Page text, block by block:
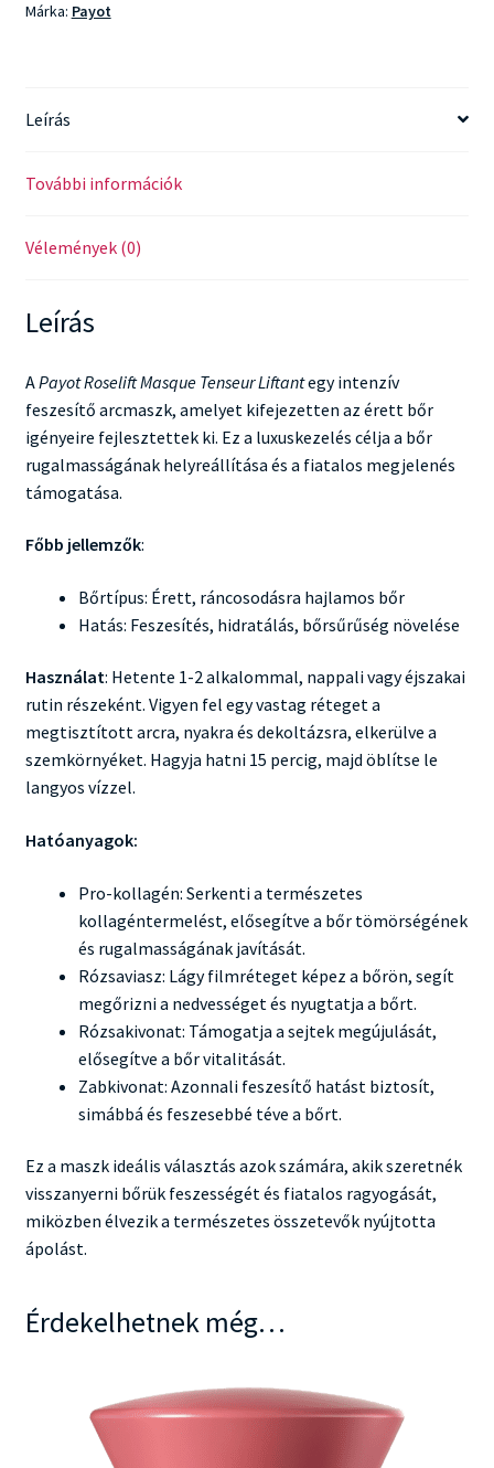
Márka: Payot
Leírás
További információk
Vélemények (0)
Leírás
APayot Roselift Masque Tenseur Liftantegy intenzív
feszesítő arcmaszk, amelyet kifejezetten az érett bőr
igényeire fejlesztettek ki. Ez a luxuskezelés célja a bőr
rugalmasságának helyreállítása és a fiatalos megjelenés
támogatása.
Főbb jellemzők:
Bőrtípus: Érett, ráncosodásra hajlamos bőr
Hatás: Feszesítés, hidratálás, bőrsűrűség növelése
Használat: Hetente 1-2 alkalommal, nappali vagy éjszakai
rutin részeként. Vigyen fel egy vastag réteget a
megtisztított arcra, nyakra és dekoltázsra, elkerülve a
szemkörnyéket. Hagyja hatni 15 percig, majd öblítse le
langyos vízzel.
Hatóanyagok:
Pro-kollagén: Serkenti a természetes
kollagéntermelést, elősegítve a bőr tömörségének
és rugalmasságának javítását.
Rózsaviasz: Lágy filmréteget képez a bőrön, segít
megőrizni a nedvességet és nyugtatja a bőrt.
Rózsakivonat: Támogatja a sejtek megújulását,
elősegítve a bőr vitalitását.
Zabkivonat: Azonnali feszesítő hatást biztosít,
simábbá és feszesebbé téve a bőrt.
Ez a maszk ideális választás azok számára, akik szeretnék
visszanyerni bőrük feszességét és fiatalos ragyogását,
miközben élvezik a természetes összetevők nyújtotta
ápolást.
Érdekelhetnek még…